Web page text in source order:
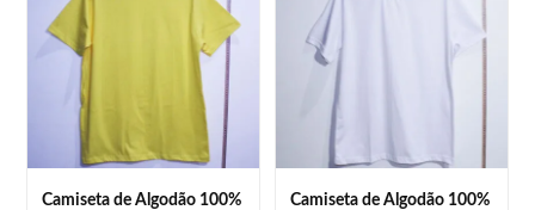
Camiseta de Algodão 100%
Camiseta de Algodão 100%